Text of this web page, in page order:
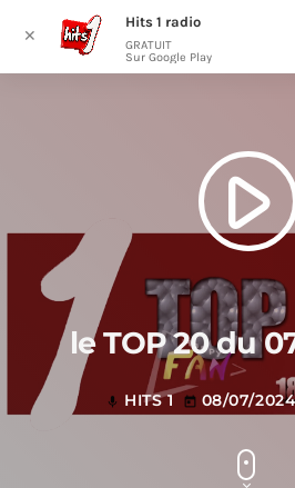
play_arrow
le TOP 20 du
mic HITS 1 today 08/07/
✕
Hits 1 radio
GRATUIT
Sur Google Play